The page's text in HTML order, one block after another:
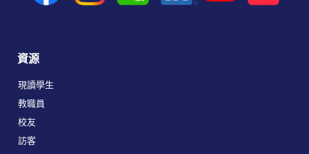
資源
現讀學生
教職員
校友
訪客